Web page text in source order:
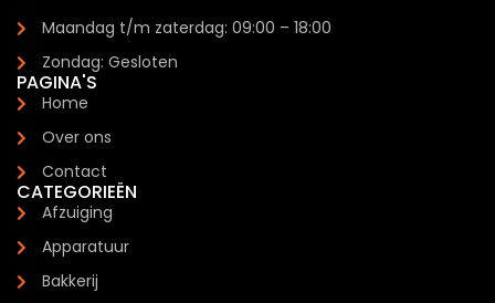
Maandag t/m zaterdag: 09:00 – 18:00
Zondag: Gesloten
PAGINA'S
Home
Over ons
Contact
CATEGORIEËN
Afzuiging
Apparatuur
Bakkerij